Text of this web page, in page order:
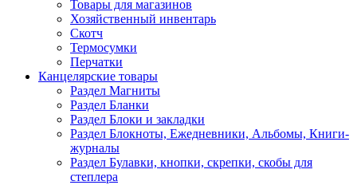
Товары для магазинов
Хозяйственный инвентарь
Скотч
Термосумки
Перчатки
Канцелярские товары
Раздел Магниты
Раздел Бланки
Раздел Блоки и закладки
Раздел Блокноты, Ежедневники, Альбомы, Книги-
журналы
Раздел Булавки, кнопки, скрепки, скобы для
степлера